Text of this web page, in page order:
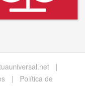
|
|
Política de